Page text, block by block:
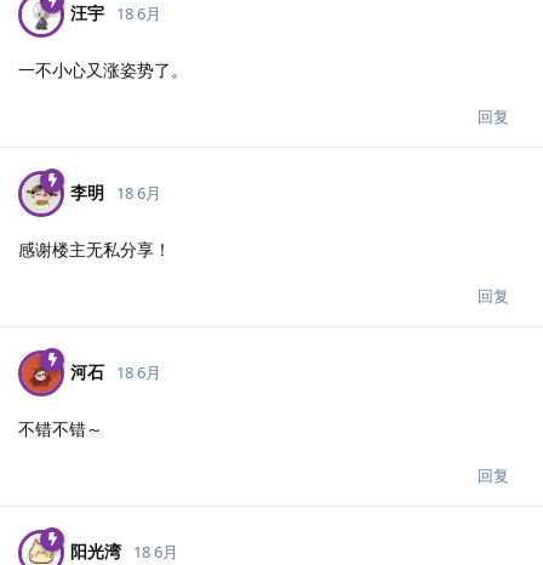
汪宇 18 6月
一不小心又涨姿势了。
回复
李明 18 6月
感谢楼主无私分享！
回复
河石 18 6月
不错不错～
回复
阳光湾 18 6月